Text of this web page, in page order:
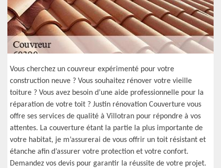
Vous cherchez un couvreur expérimenté pour votre
construction neuve ? Vous souhaitez rénover votre vieille
toiture ? Vous avez besoin d’une aide professionnelle pour la
réparation de votre toit ? Justin rénovation Couverture vous
offre ses services de qualité à Villotran pour répondre à vos
attentes. La couverture étant la partie la plus importante de
votre habitat, je m’assurerai de vous offrir un toit résistant et
étanche afin d’assurer votre protection et votre confort.
Demandez vos devis pour garantir la réussite de votre projet.